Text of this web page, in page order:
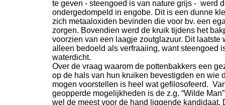
te geven - steengoed is van nature grijs - werd
ondergedompeld in engobe. Dit is een dunne
zich metaaloxiden bevinden die voor bv. een
zorgen. Bovendien werd de kruik tijdens het
voorzien van een laagje zoutglazuur. Dit laatste
alleen bedoeld als verfraaiing, want steengoed
waterdicht.
Over de vraag waarom de pottenbakkers een
op de hals van hun kruiken bevestigden en wie
mogen voorstellen is heel wat gefilosofeerd.
geopperde mogelijkheden is de z.g. “Wilde
wel de meest voor de hand liggende kandidaat.